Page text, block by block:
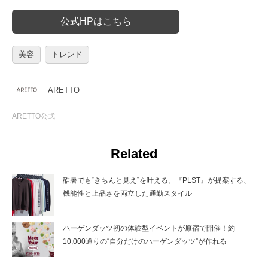
公式HPはこちら
美容 トレンド
ARETTO
ARETTO公式
Related
酷暑でも“きちんと見え”を叶える。『PLST』が提案する、
機能性と上品さを両立した通勤スタイル
ハーゲンダッツ初の体験型イベントが原宿で開催！約
10,000通りの“自分だけのハーゲンダッツ”が作れる